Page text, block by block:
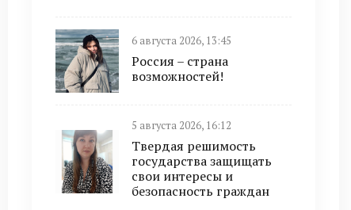
6 августа 2026, 13:45
Россия – страна
возможностей!
5 августа 2026, 16:12
Твердая решимость
государства защищать
свои интересы и
безопасность граждан